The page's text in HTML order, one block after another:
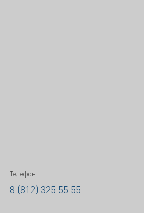
Телефон:
8 (812) 325 55 55